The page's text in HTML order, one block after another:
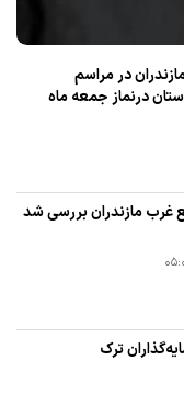
در مراسم
درنماز جمعه ماه
غرب مازندران بررسی شد
ترك